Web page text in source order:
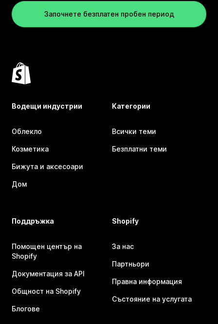
Започнете безплатен пробен период
Водещи индустрии
Облекло
Козметика
Бижута и аксесоари
Дом
Категории
Всички теми
Безплатни теми
Поддръжка
Помощен център на
Shopify
Документация за API
Общност на Shopify
Блогове
Shopify
За нас
Партньори
Правна информация
Състояние на услугата